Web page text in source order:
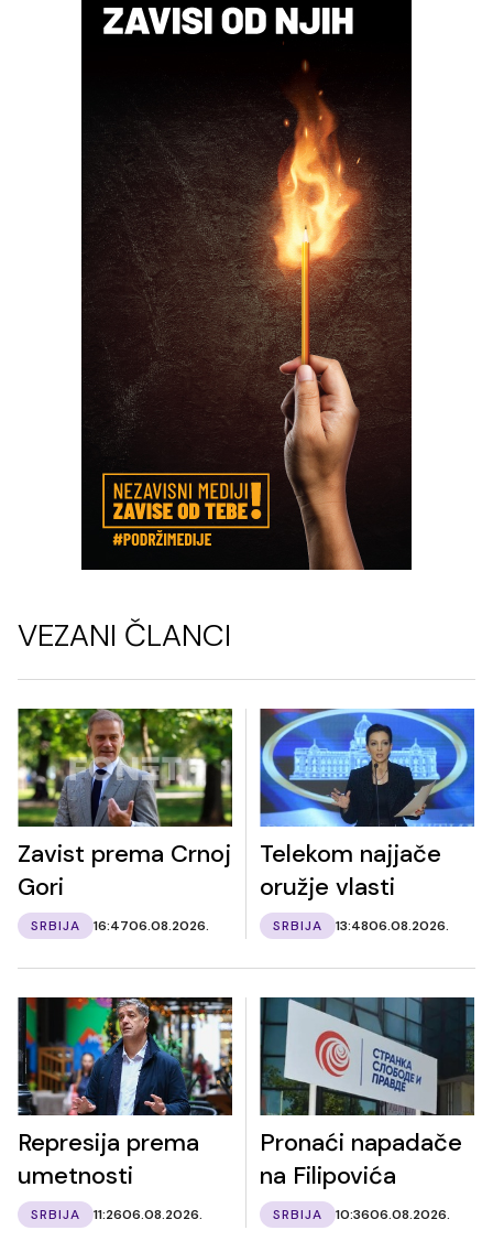
VEZANI ČLANCI
Zavist prema Crnoj
Gori
SRBIJA 16:4706.08.2026.
Telekom najjače
oružje vlasti
SRBIJA 13:4806.08.2026.
Represija prema
umetnosti
SRBIJA 11:2606.08.2026.
Pronaći napadače
na Filipovića
SRBIJA 10:3606.08.2026.